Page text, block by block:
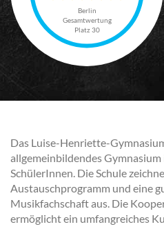
Berlin
Gesamtwertung
Platz 30
Das Luise-Henriette-
allgemeinbildendes
SchülerInnen. Die Schule
Austauschprogramm und eine
Musikfachschaft aus. Die
ermöglicht ein umfangreiches